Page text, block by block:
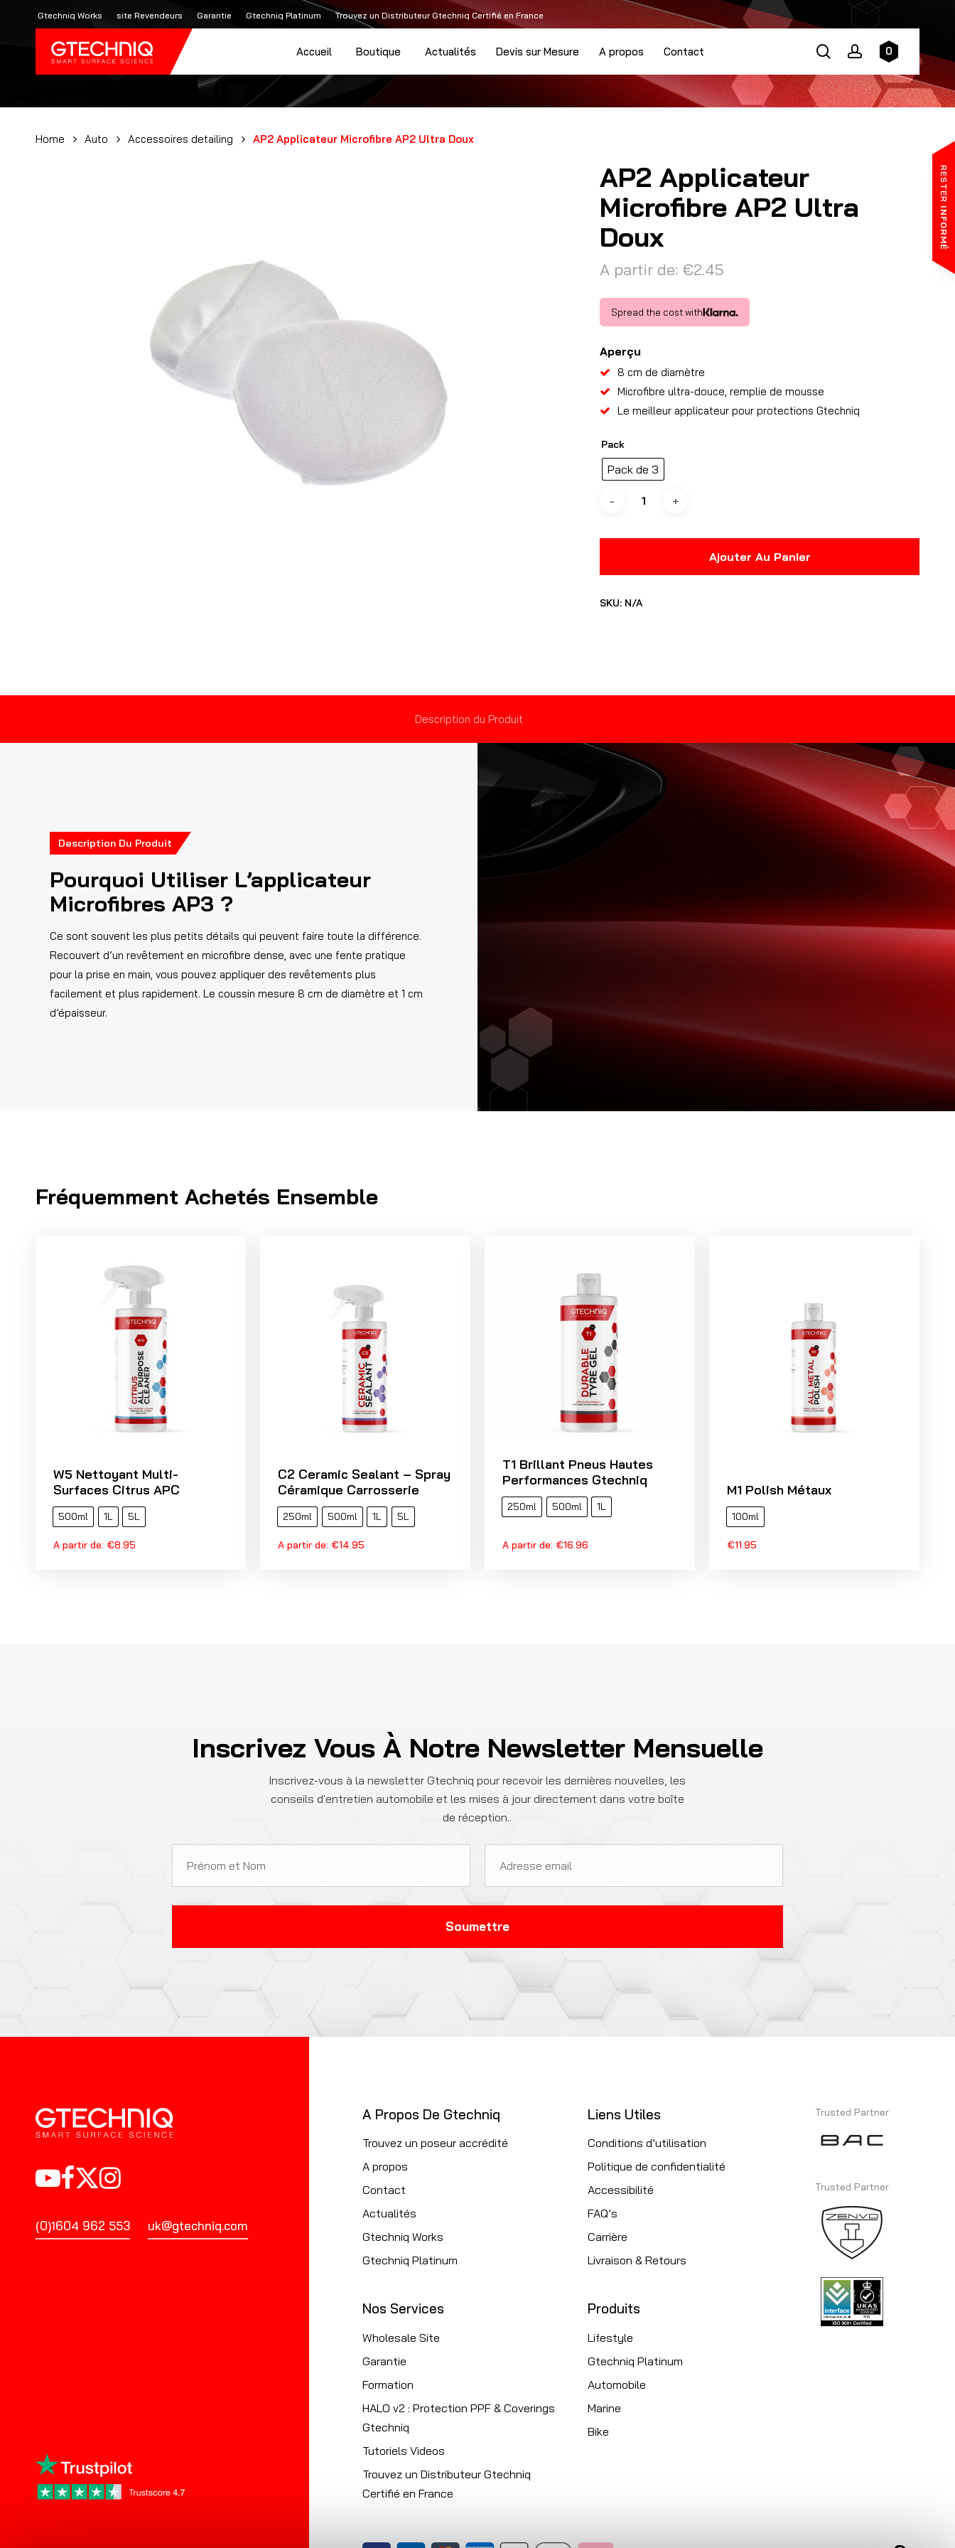
RESTER
INFORMÉ
Gtechniq Works site Revendeurs Garantie Gtechniq Platinum Trouvez un Distributeur Gtechniq Certifié en France
Accueil Boutique Actualités Devis sur Mesure A propos Contact searchaccount
0
Home Auto Accessoires detailing AP2 Applicateur Microfibre AP2 Ultra Doux
AP2 Applicateur
Microfibre AP2 Ultra
Doux
A partir de: €2.45
Spread the cost with
Aperçu
8 cm de diamètre
Microfibre ultra-douce, remplie de mousse
Le meilleur applicateur pour protections Gtechniq
Pack
Pack de 3
Ajouter Au Panier
SKU: N/A
Description du Produit
Description Du Produit
Pourquoi Utiliser L’applicateur
Microfibres AP3 ?
Ce sont souvent les plus petits détails qui peuvent faire toute la différence.
Recouvert d’un revêtement en microfibre dense, avec une fente pratique
pour la prise en main, vous pouvez appliquer des revêtements plus
facilement et plus rapidement. Le coussin mesure 8 cm de diamètre et 1 cm
d’épaisseur.
Fréquemment Achetés Ensemble
W5 Nettoyant Multi-
Surfaces Citrus APC
500ml 1L 5L
A partir de: €8.95
C2 Ceramic Sealant – Spray
Céramique Carrosserie
250ml 500ml 1L 5L
A partir de: €14.95
T1 Brillant Pneus Hautes
Performances Gtechniq
250ml 500ml 1L
A partir de: €16.96
M1 Polish Métaux
100ml
€11.95
Inscrivez Vous À Notre Newsletter Mensuelle
Inscrivez-vous à la newsletter Gtechniq pour recevoir les dernières nouvelles, les
conseils d'entretien automobile et les mises à jour directement dans votre boîte
de réception..
(0)1604 962 553 uk@gtechniq.com
A Propos De Gtechniq
Trouvez un poseur accrédité
A propos
Contact
Actualités
Gtechniq Works
Gtechniq Platinum
Nos Services
Wholesale Site
Garantie
Formation
HALO v2 : Protection PPF & Coverings
Gtechniq
Tutoriels Videos
Trouvez un Distributeur Gtechniq
Certifié en France
Liens Utiles
Conditions d’utilisation
Politique de confidentialité
Accessibilité
FAQ’s
Carrière
Livraison & Retours
Produits
Lifestyle
Gtechniq Platinum
Automobile
Marine
Bike
Trusted Partner
Trusted Partner